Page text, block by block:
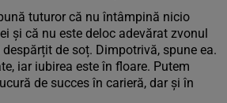
tuturor că nu întâmpină nicio
și că nu este deloc adevărat zvonul
de soț. Dimpotrivă, spune ea.
iar iubirea este în floare. Putem
de succes în carieră, dar și în